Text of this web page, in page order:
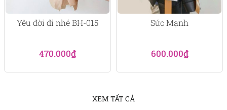
Yêu đời đi nhé BH-015
470.000₫
Sức Mạnh
600.000₫
XEM TẤT CẢ